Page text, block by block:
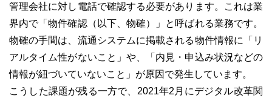
03-6689-1791
管理会社に対し電話で確認する必要があります。これは業
界内で「物件確認（以下、物確）」と呼ばれる業務です。
物確の手間は、流通システムに掲載される物件情報に「リ
アルタイム性がないこと」や、「内見・申込み状況などの
情報が紐づいていないこと」が原因で発生しています。
こうした課題が残る一方で、2021年2月にデジタル改革関